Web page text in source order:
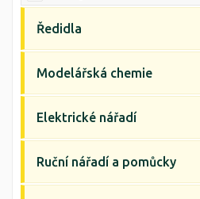
Ředidla
Modelářská chemie
Elektrické nářadí
Ruční nářadí a pomůcky